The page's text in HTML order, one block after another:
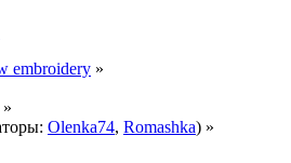
embroidery »
»
Olenka74, Romashka) »